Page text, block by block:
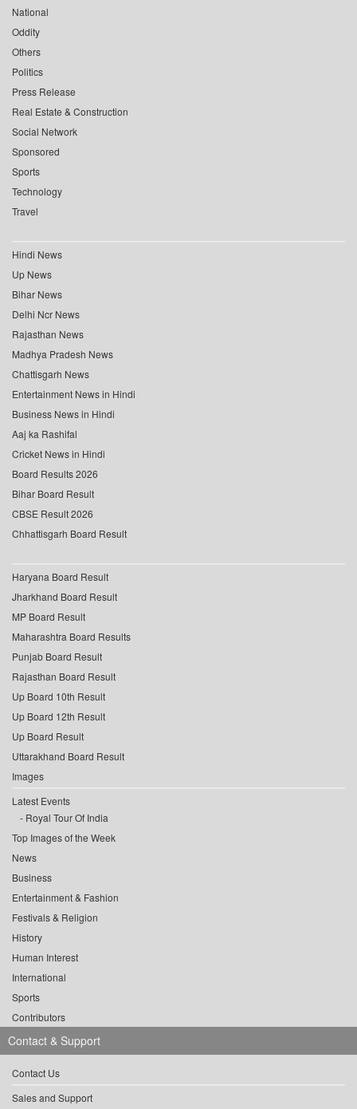
National
Oddity
Others
Politics
Press Release
Real Estate & Construction
Social Network
Sponsored
Sports
Technology
Travel
Hindi News
Up News
Bihar News
Delhi Ncr News
Rajasthan News
Madhya Pradesh News
Chattisgarh News
Entertainment News in Hindi
Business News in Hindi
Aaj ka Rashifal
Cricket News in Hindi
Board Results 2026
Bihar Board Result
CBSE Result 2026
Chhattisgarh Board Result
Haryana Board Result
Jharkhand Board Result
MP Board Result
Maharashtra Board Results
Punjab Board Result
Rajasthan Board Result
Up Board 10th Result
Up Board 12th Result
Up Board Result
Uttarakhand Board Result
Images
Latest Events
Royal Tour Of India
Top Images of the Week
News
Business
Entertainment & Fashion
Festivals & Religion
History
Human Interest
International
Sports
Contributors
Contact & Support
Contact Us
Sales and Support